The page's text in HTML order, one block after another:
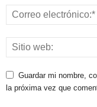
Guardar mi nombre,
la próxima vez que